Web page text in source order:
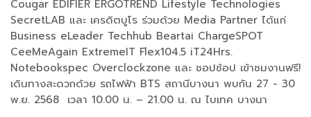
Cougar EDIFIER ERGOTREND Lifestyle Technologies
SecretLAB และ เครดิตบูโร ร่วมด้วย Media Partner ได้แก่
Business eLeader Techhub Beartai ChargeSPOT
CeeMeAgain ExtremeIT Flex104.5 iT24Hrs.
Notebookspec Overclockzone และ ชอปช้อป เข้าชมงานฟรี!
เดินทางสะดวกด้วย รถไฟฟ้า BTS สถานีบางนา พบกัน 27 - 30
พ.ย. 2568 เวลา 10.00 น. – 21.00 น. ณ ไบเทค บางนา